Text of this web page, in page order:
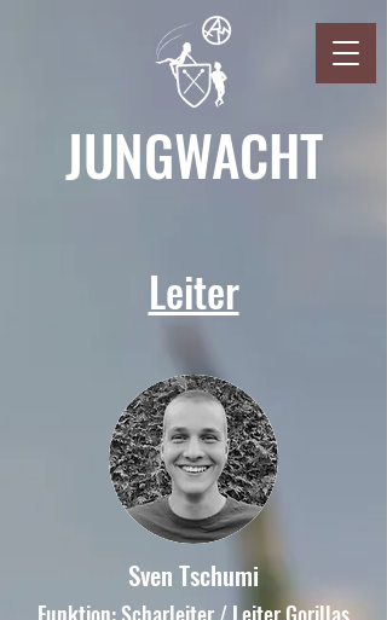
JUNGWACHT
Leiter
Sven Tschumi